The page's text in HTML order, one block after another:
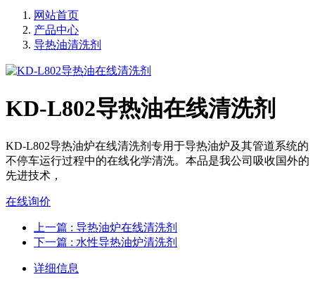
网站首页
产品中心
导热油清洗剂
KD-L802导热油在线清洗剂
KD-L802导热油炉在线清洗剂专用于导热油炉及其管道系统的
不停车运行过程中的在线化学清洗。本品是我公司吸收国外的
先进技术，
在线询价
上一篇 : 导热油炉在线清洗剂
下一篇 : 水性导热油炉清洗剂
详细信息